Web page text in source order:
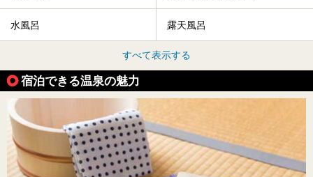
水風呂 露天風呂
すべて表示する
宿泊できる温泉の魅力